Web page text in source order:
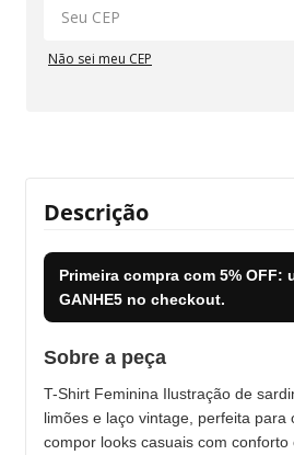
Não sei meu CEP
Descrição
Primeira compra com 5% OFF:
GANHE5 no checkout.
Sobre a peça
T-Shirt Feminina Ilustração de
limões e laço vintage, perfeita para
compor looks casuais com conforto